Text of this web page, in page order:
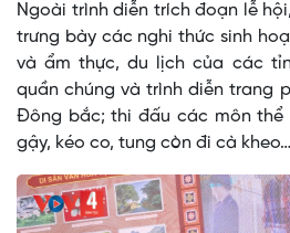
Ngoài trình diễn trích đoạn lễ
trưng bày các nghi thức sinh
và ẩm thực, du lịch của các
quần chúng và trình diễn trang
Đông bắc; thi đấu các môn
gậy, kéo co, tung còn đi cà kheo…